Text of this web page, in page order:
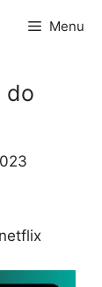
Menu
do